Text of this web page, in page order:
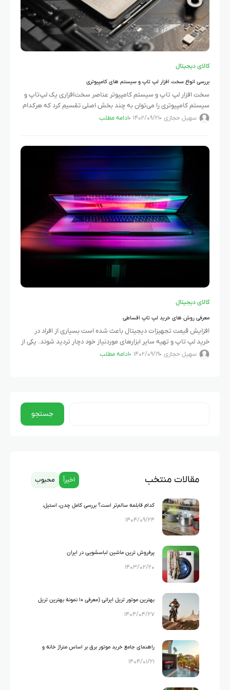
کالای دیجیتال
بررسی انواع سخت افزار لپ تاپ و سیستم های کامپیوتری
سخت افزار لپ تاپ و سیستم کامپیوتر عناصر سخت‌افزاری یک لپ‌تاپ و
سیستم کامپیوتری را می‌توان به چند بخش اصلی تقسیم کرد که هرکدام
نقش مهمی در عملکرد دستگاه ایفا
سهیل حجازی ۱۴۰۲/۰۹/۲۱ ادامه مطلب
کالای دیجیتال
معرفی روش های خرید لپ تاپ اقساطی
افزایش قیمت تجهیزات دیجیتال باعث شده است بسیاری از افراد در
خرید لپ تاپ و تهیه سایر ابزارهای موردنیاز خود دچار تردید شوند. یکی از
راه‌حل‌ها برای مدیریت این شرایط،
سهیل حجازی ۱۴۰۲/۰۹/۱۹ ادامه مطلب
جستجو
مقالات منتخب اخیراً محبوب
کدام قابلمه سالم‌تر است؟ بررسی کامل چدن، استیل،
گرانیت و تفلون
۱۴۰۴/۰۹/۲۴
پرفروش ترین ماشین لباسشویی در ایران
۱۴۰۳/۰۲/۲۰
بهترین موتور تریل ایرانی (معرفی ۱۰ نمونه بهترین تریل
های ایرانی)
۱۴۰۴/۰۴/۲۷
راهنمای جامع خرید موتور برق بر اساس متراژ خانه و
لوازم خانگی
۱۴۰۴/۰۱/۲۱